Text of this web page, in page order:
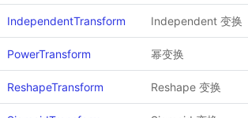
IndependentTransform Independent 变换
PowerTransform 幂变换
ReshapeTransform Reshape 变换